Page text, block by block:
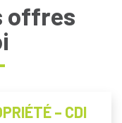
offres
– CDI